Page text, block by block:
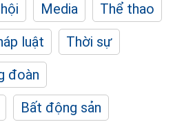
Media
Thể thao
luật
Thời sự
đoàn
Bất động sản